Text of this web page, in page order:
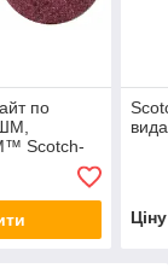
по
Scotch-
MED (P220)